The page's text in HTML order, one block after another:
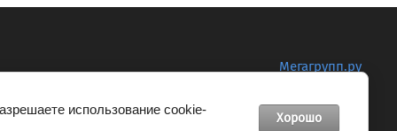
Мегагрупп.ру
использование cookie-
Хорошо